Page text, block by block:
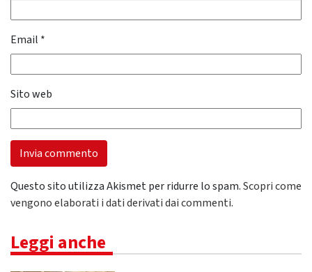
Email *
Sito web
Questo sito utilizza Akismet per ridurre lo spam.Scopri come
vengono elaborati i dati derivati dai commenti.
Leggi anche